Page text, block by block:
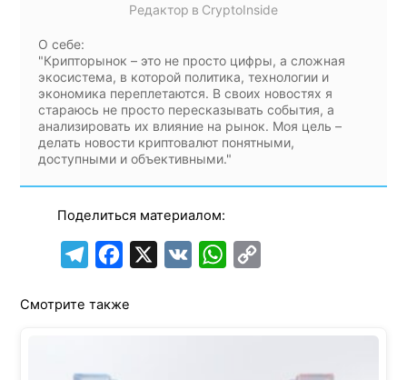
Редактор в CryptoInside
О себе:
"Крипторынок – это не просто цифры, а сложная
экосистема, в которой политика, технологии и
экономика переплетаются. В своих новостях я
стараюсь не просто пересказывать события, а
анализировать их влияние на рынок. Моя цель –
делать новости криптовалют понятными,
доступными и объективными."
Поделиться материалом:
l
c
W
y
Смотрите также